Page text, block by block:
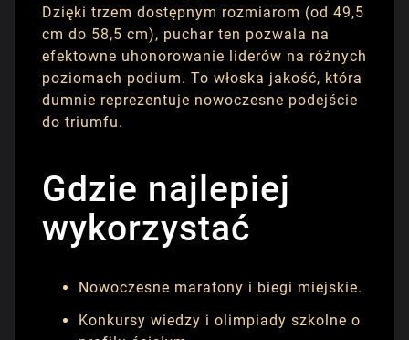
Dzięki trzem dostępnym rozmiarom (od 49,5
cm do 58,5 cm), puchar ten pozwala na
efektowne uhonorowanie liderów na różnych
poziomach podium. To włoska jakość, która
dumnie reprezentuje nowoczesne podejście
do triumfu.
Gdzie najlepiej
wykorzystać
Nowoczesne maratony i biegi miejskie.
Konkursy wiedzy i olimpiady szkolne o